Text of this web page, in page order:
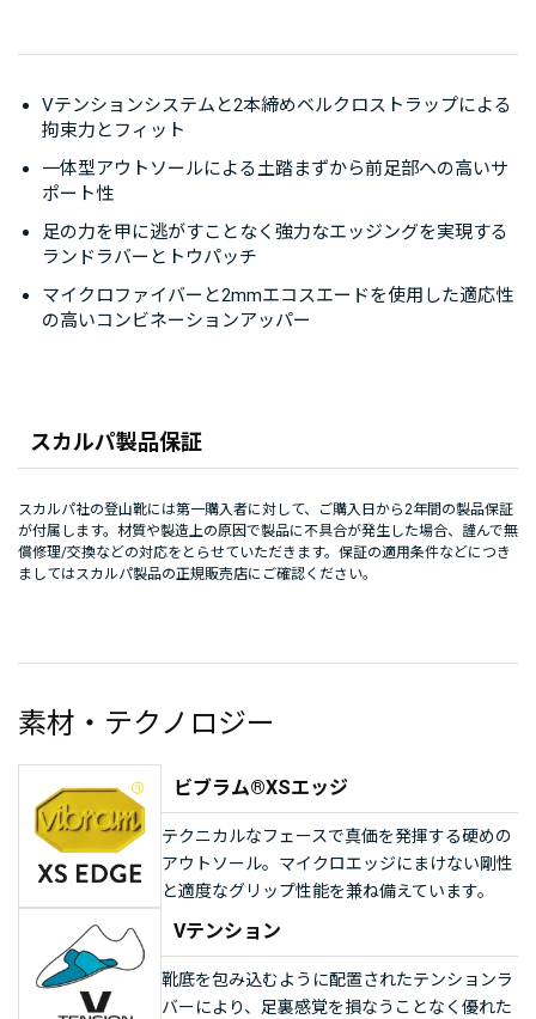
スカルパ製品保証
スカルパ社の登山靴には第一購入者に対して、ご購入日から2年間の製品保証
が付属します。材質や製造上の原因で製品に不具合が発生した場合、謹んで無
償修理/交換などの対応をとらせていただきます。保証の適用条件などにつき
ましてはスカルパ製品の正規販売店にご確認ください。
Vテンションシステムと2本締めベルクロストラップによる
拘束力とフィット
一体型アウトソールによる土踏まずから前足部への高いサ
ポート性
足の力を甲に逃がすことなく強力なエッジングを実現する
ランドラバーとトウパッチ
マイクロファイバーと2mmエコスエードを使用した適応性
の高いコンビネーションアッパー
素材・テクノロジー
ビブラム®XSエッジ
テクニカルなフェースで真価を発揮する硬めの
アウトソール。マイクロエッジにまけない剛性
と適度なグリップ性能を兼ね備えています。
Vテンション
靴底を包み込むように配置されたテンションラ
バーにより、足裏感覚を損なうことなく優れた